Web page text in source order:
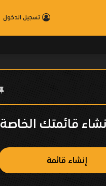
تسجيل الدخول
قائمتك الخاصة
إنشاء قائمة